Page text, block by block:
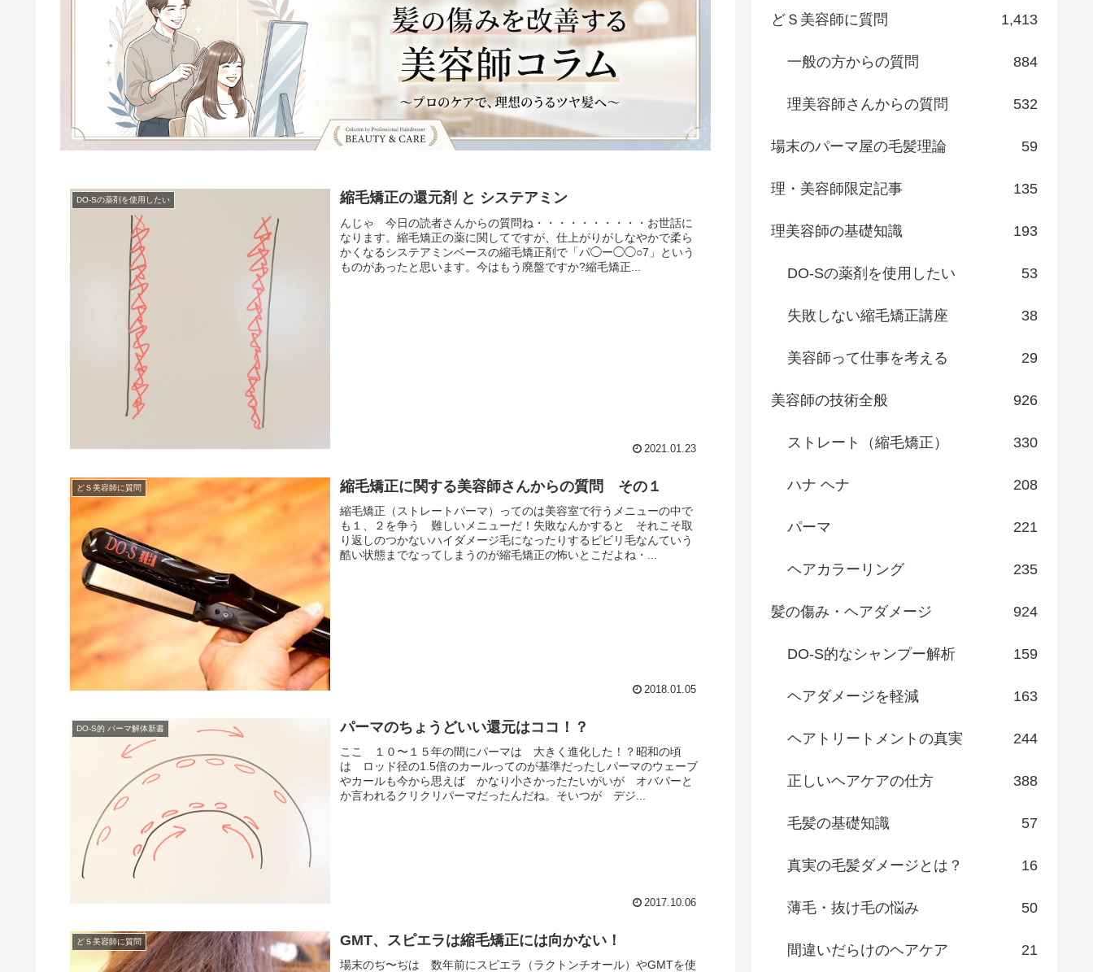
DO-Sの薬剤を使用したい 縮毛矯正の還元剤 と システアミン
んじゃ 今日の読者さんからの質問ね・・・・・・・・・・お世話に
なります。縮毛矯正の薬に関してですが、仕上がりがしなやかで柔ら
かくなるシステアミンベースの縮毛矯正剤で「パ◯ー◯◯○7」という
ものがあったと思います。今はもう廃盤ですか?縮毛矯正...
2021.01.23
どＳ美容師に質問 縮毛矯正に関する美容師さんからの質問 その１
縮毛矯正（ストレートパーマ）ってのは美容室で行うメニューの中で
も１、２を争う 難しいメニューだ！失敗なんかすると それこそ取
り返しのつかないハイダメージ毛になったりするビビリ毛なんていう
酷い状態までなってしまうのが縮毛矯正の怖いとこだよね・...
2018.01.05
DO-S的 パーマ解体新書 パーマのちょうどいい還元はココ！？
ここ １０〜１５年の間にパーマは 大きく進化した！？昭和の頃
は ロッド径の1.5倍のカールってのが基準だったしパーマのウェーブ
やカールも今から思えば かなり小さかったたいがいが オバパーと
か言われるクリクリパーマだったんだね。そいつが デジ...
2017.10.06
どＳ美容師に質問 GMT、スピエラは縮毛矯正には向かない！
場末のぢ〜ぢは 数年前にスピエラ（ラクトンチオール）やGMTを使
どＳ美容師に質問 1,413
一般の方からの質問 884
理美容師さんからの質問 532
場末のパーマ屋の毛髪理論 59
理・美容師限定記事 135
理美容師の基礎知識 193
DO-Sの薬剤を使用したい 53
失敗しない縮毛矯正講座 38
美容師って仕事を考える 29
美容師の技術全般 926
ストレート（縮毛矯正） 330
ハナ ヘナ 208
パーマ 221
ヘアカラーリング 235
髪の傷み・ヘアダメージ 924
DO-S的なシャンプー解析 159
ヘアダメージを軽減 163
ヘアトリートメントの真実 244
正しいヘアケアの仕方 388
毛髪の基礎知識 57
真実の毛髪ダメージとは？ 16
薄毛・抜け毛の悩み 50
間違いだらけのヘアケア 21